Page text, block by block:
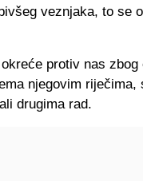
veznjaka, to se
protiv nas zbog
njegovim
drugima rad.